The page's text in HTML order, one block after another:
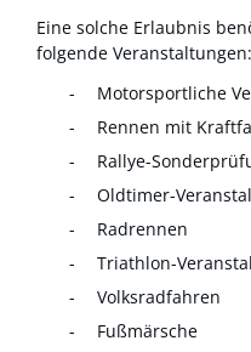
Eine solche Erlaubnis
folgende Veranstaltungen:
Motorsportliche
Rennen mit
Rallye-
Oldtimer-
Radrennen
Triathlon-V
Volksradfahren
Fußmärsche